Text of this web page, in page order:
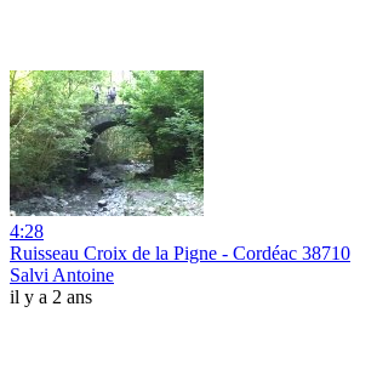
4:28
Ruisseau Croix de la Pigne - Cordéac 38710
Salvi Antoine
il y a 2 ans